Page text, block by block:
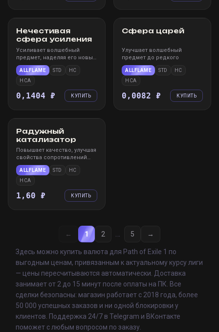
Нечестивая
сфера усиления
Усиливает волшебный
предмет, наделяя его новым
случайным свойством,
ALLFLAME STD
HC
HCA
0,1404 ₽ КУПИТЬ
Сфера царей
Улучшает волшебный
предмет до редкого
ALLFLAME STD
HC
HCA
0,0082 ₽ КУПИТЬ
Радужный
катализатор
Повышает качество, улучшая
свойства сопротивлений
кольца, амулета или пояса
ALLFLAME STD
HC
HCA
1,60 ₽ КУПИТЬ
← 1 2 … 5 →
Здесь можно купить валюта для Path of Exile 1 по
выгодным ценам, привязанным к актуальному курсу лиги
— цены пересчитываются автоматически. Доставка
занимает от 2 до 15 минут после оплаты на ПК. Все
сделки безопасны: магазин работает с 2018 года, более
50 000 успешных заказов и ни одной блокировки у
клиентов. Поддержка 24/7 в Telegram и ВКонтакте
поможет с любым вопросом по заказу.